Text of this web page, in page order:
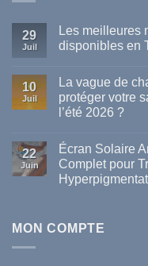
29
Juil
Les meilleures
disponibles en
sur
meilleures
marques
disponibles
en
Tunisie
10
Juil
La vague de
protéger votre
l’été 2026 ?
sur
La
vague
de
comment
22
Juin
Écran Solaire
Complet pour
Écran
Solaire
MON COMPTE